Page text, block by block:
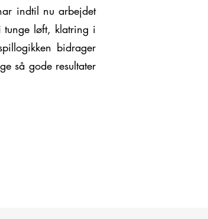
indtil nu arbejdet
tunge løft, klatring i
bidrager
så gode resultater